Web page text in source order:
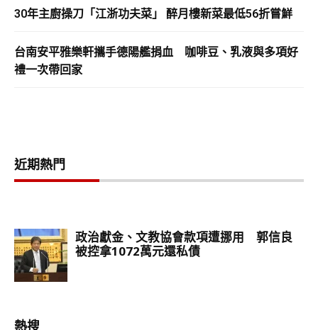
30年主廚操刀「江浙功夫菜」 醉月樓新菜最低56折嘗鮮
台南安平雅樂軒攜手德陽艦捐血 咖啡豆、乳液與多項好
禮一次帶回家
近期熱門
熱搜